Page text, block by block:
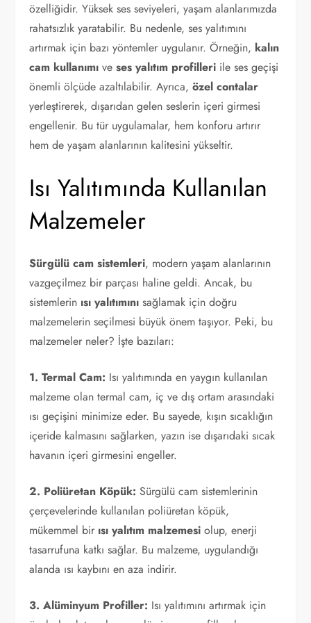
özelliğidir. Yüksek ses seviyeleri, yaşam alanlarımızda
rahatsızlık yaratabilir. Bu nedenle, ses yalıtımını
artırmak için bazı yöntemler uygulanır. Örneğin, kalın
cam kullanımı veses yalıtım profilleri ile ses geçişi
önemli ölçüde azaltılabilir. Ayrıca,özel contalar
yerleştirerek, dışarıdan gelen seslerin içeri girmesi
engellenir. Bu tür uygulamalar, hem konforu artırır
hem de yaşam alanlarının kalitesini yükseltir.
Isı Yalıtımında Kullanılan
Malzemeler
Sürgülü cam sistemleri, modern yaşam alanlarının
vazgeçilmez bir parçası haline geldi. Ancak, bu
sistemlerin ısı yalıtımını sağlamak için doğru
malzemelerin seçilmesi büyük önem taşıyor. Peki, bu
malzemeler neler? İşte bazıları:
1. Termal Cam: Isı yalıtımında en yaygın kullanılan
malzeme olan termal cam, iç ve dış ortam arasındaki
ısı geçişini minimize eder. Bu sayede, kışın sıcaklığın
içeride kalmasını sağlarken, yazın ise dışarıdaki sıcak
havanın içeri girmesini engeller.
2. Poliüretan Köpük: Sürgülü cam sistemlerinin
çerçevelerinde kullanılan poliüretan köpük,
mükemmel bir ısı yalıtım malzemesi olup, enerji
tasarrufuna katkı sağlar. Bu malzeme, uygulandığı
alanda ısı kaybını en aza indirir.
3. Alüminyum Profiller: Isı yalıtımını artırmak için